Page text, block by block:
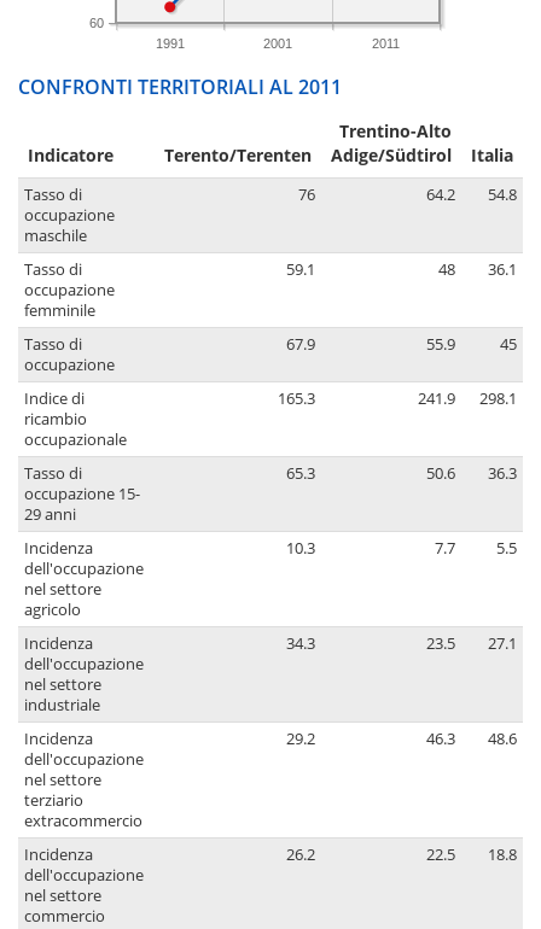
1991 2001 2011
60
CONFRONTI TERRITORIALI AL 2011
Indicatore Terento/Terenten
Trentino-Alto
Adige/Südtirol
Italia
Tasso di
occupazione
maschile
76 64.2 54.8
Tasso di
occupazione
femminile
59.1 48 36.1
Tasso di
occupazione
67.9 55.9 45
Indice di
ricambio
occupazionale
165.3 241.9 298.1
Tasso di
occupazione 15-
29 anni
65.3 50.6 36.3
Incidenza
dell'occupazione
nel settore
agricolo
10.3 7.7 5.5
Incidenza
dell'occupazione
nel settore
industriale
34.3 23.5 27.1
Incidenza
dell'occupazione
nel settore
terziario
extracommercio
29.2 46.3 48.6
Incidenza
dell'occupazione
nel settore
commercio
26.2 22.5 18.8